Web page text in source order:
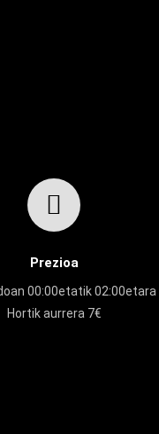
Prezioa
00:00etatik 02:00etara
Hortik aurrera 7€